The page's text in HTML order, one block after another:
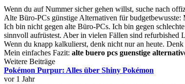
Wenn du auf Nummer sicher gehen willst, suche nach
Alte Büro-PCs günstige Alternativen für budgetbewusste:
Ich bin nicht gegen alte Büro-PCs. Ich bin gegen
sinnvoll aufrüstest. Aber in vielen Fällen sind refurbished
Wenn du knapp kalkulierst, denk nicht nur an heute. Denk
Mein einfaches Fazit: alte buero pcs guenstige
Weitere Beiträge
Pokémon Purpur: Alles über Shiny Pokémon
vor 1 Jahr